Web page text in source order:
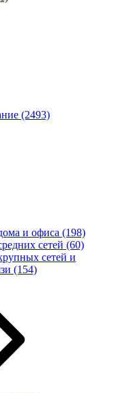
(2493)
и офиса (198)
сетей (60)
сетей и
(154)